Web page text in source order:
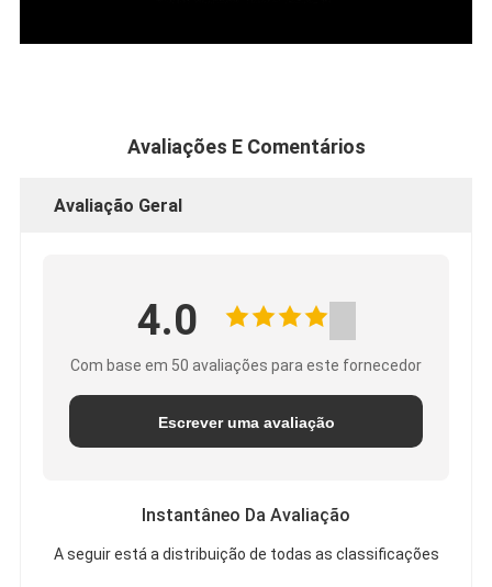
PRIVACIDADEAvaliações E Comentários
Avaliação Geral
4.0
Com base em 50 avaliações para este fornecedor
Escrever uma avaliação
Instantâneo Da Avaliação
A seguir está a distribuição de todas as classificações